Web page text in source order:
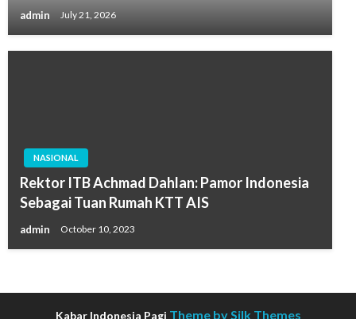
admin July 21, 2026
NASIONAL
Rektor ITB Achmad Dahlan: Pamor Indonesia
Sebagai Tuan Rumah KTT AIS
admin October 10, 2023
Kabar Indonesia Pagi Theme by Silk Themes